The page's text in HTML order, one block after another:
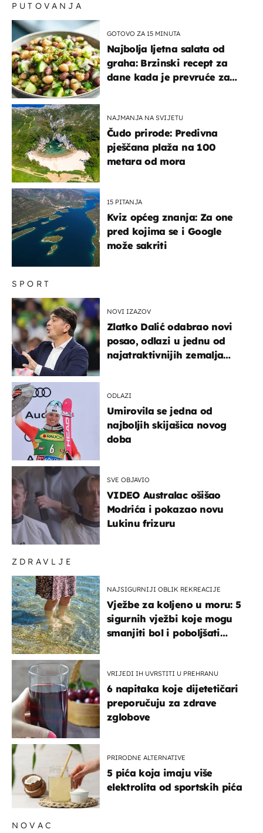
ZDRAVLJE
NAJSIGURNIJI OBLIK REKREACIJE
Vježbe za koljeno u moru: 5
sigurnih vježbi koje mogu
smanjiti bol i poboljšati
VRIJEDI IH UVRSTITI U PREHRANU
6 napitaka koje dijetetičari
preporučuju za zdrave
zglobove
PRIRODNE ALTERNATIVE
5 pića koja imaju više
elektrolita od sportskih pića
SPORT
NOVI IZAZOV
Zlatko Dalić odabrao novi
posao, odlazi u jednu od
najatraktivnijih zemalja
ODLAZI
Umirovila se jedna od
najboljih skijašica novog
doba
SVE OBJAVIO
VIDEO Australac ošišao
Modrića i pokazao novu
Lukinu frizuru
PUTOVANJA
GOTOVO ZA 15 MINUTA
Najbolja ljetna salata od
graha: Brzinski recept za
dane kada je prevruće za
NAJMANJA NA SVIJETU
Čudo prirode: Predivna
pješčana plaža na 100
metara od mora
15 PITANJA
Kviz općeg znanja: Za one
pred kojima se i Google
može sakriti
NOVAC